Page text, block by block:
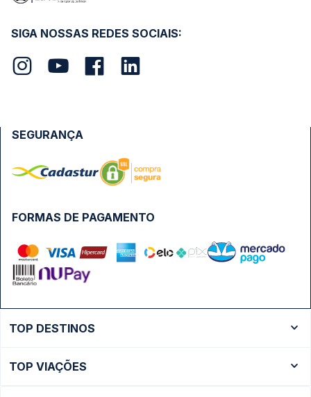
SIGA NOSSAS REDES SOCIAIS:
FORMAS DE PAGAMENTO
SEGURANÇA
TOP DESTINOS
Ônibus São Paulo
TOP VIAÇÕES